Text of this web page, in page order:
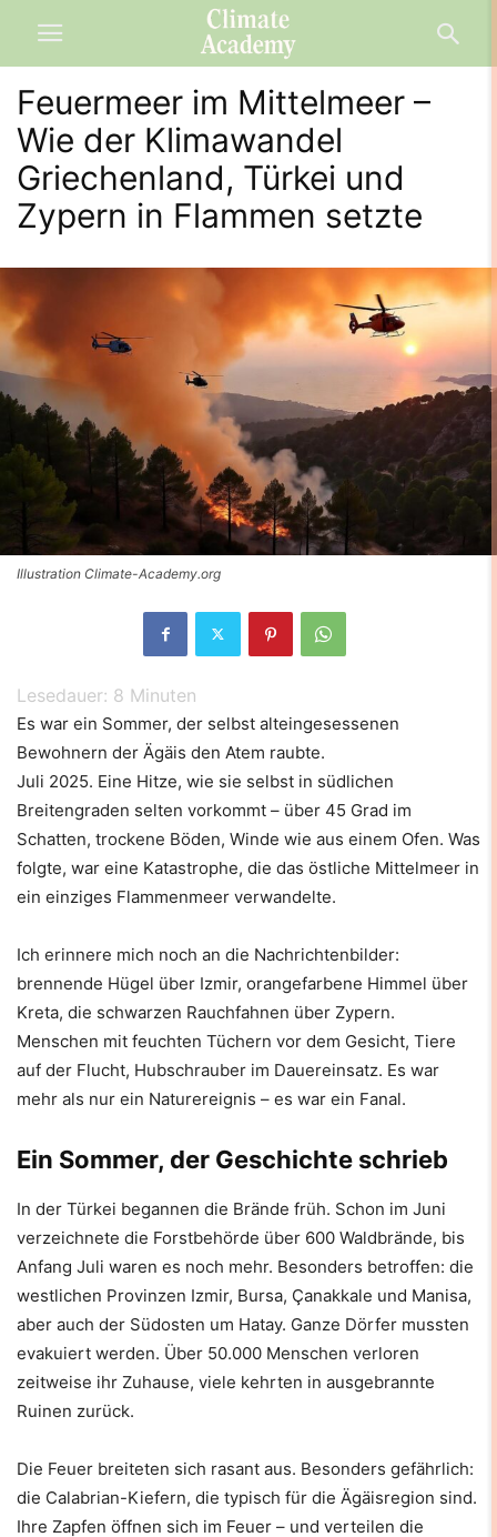
Feuermeer im Mittelmeer –
Wie der Klimawandel
Griechenland, Türkei und
Zypern in Flammen setzte
Illustration Climate-Academy.org
Lesedauer: 8 Minuten
Es war ein Sommer, der selbst alteingesessenen
Bewohnern der Ägäis den Atem raubte.
Juli 2025. Eine Hitze, wie sie selbst in südlichen
Breitengraden selten vorkommt – über 45 Grad im
Schatten, trockene Böden, Winde wie aus einem Ofen. Was
folgte, war eine Katastrophe, die das östliche Mittelmeer in
ein einziges Flammenmeer verwandelte.
Ich erinnere mich noch an die Nachrichtenbilder:
brennende Hügel über Izmir, orangefarbene Himmel über
Kreta, die schwarzen Rauchfahnen über Zypern.
Menschen mit feuchten Tüchern vor dem Gesicht, Tiere
auf der Flucht, Hubschrauber im Dauereinsatz. Es war
mehr als nur ein Naturereignis – es war ein Fanal.
Ein Sommer, der Geschichte schrieb
In der Türkei begannen die Brände früh. Schon im Juni
verzeichnete die Forstbehörde über 600 Waldbrände, bis
Anfang Juli waren es noch mehr. Besonders betroffen: die
westlichen Provinzen Izmir, Bursa, Çanakkale und Manisa,
aber auch der Südosten um Hatay. Ganze Dörfer mussten
evakuiert werden. Über 50.000 Menschen verloren
zeitweise ihr Zuhause, viele kehrten in ausgebrannte
Ruinen zurück.
Die Feuer breiteten sich rasant aus. Besonders gefährlich:
die Calabrian-Kiefern, die typisch für die Ägäisregion sind.
Ihre Zapfen öffnen sich im Feuer – und verteilen die